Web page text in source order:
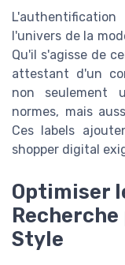
l'univers de la
Qu'il s'agisse de
attestant d'un
non seulement
normes, mais
Ces labels
shopper digital
Optimiser
Style